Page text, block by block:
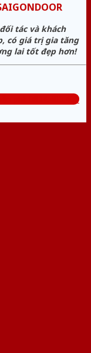
tác và khách
có giá trị gia tăng
lai tốt đẹp hơn!
phí: 0824.400.400